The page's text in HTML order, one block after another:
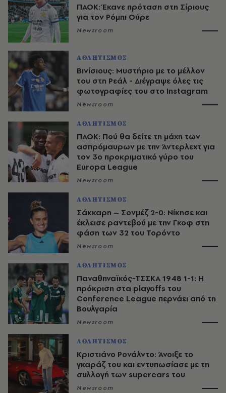
ΠΑΟΚ: Έκανε πρόταση στη Σίριους
για τον Ρόμπι Ούρε
Newsroom
ΑΘΛΗΤΙΣΜΟΣ
Βινίσιους: Μυστήριο με το μέλλον
του στη Ρεάλ - Διέγραψε όλες τις
φωτογραφίες του στο Instagram
Newsroom
ΑΘΛΗΤΙΣΜΟΣ
ΠΑΟΚ: Πού θα δείτε τη μάχη των
ασπρόμαυρων με την Άντερλεχτ για
τον 3ο προκριματικό γύρο του
Europa League
Newsroom
ΑΘΛΗΤΙΣΜΟΣ
Σάκκαρη – Σονμέζ 2-0: Νίκησε και
έκλεισε ραντεβού με την Γκοφ στη
φάση των 32 του Τορόντο
Newsroom
ΑΘΛΗΤΙΣΜΟΣ
Παναθηναϊκός-ΤΣΣΚΑ 1948 1-1: Η
πρόκριση στα playoffs του
Conference League περνάει από τη
Βουλγαρία
Newsroom
ΑΘΛΗΤΙΣΜΟΣ
Κριστιάνο Ρονάλντο: Άνοιξε το
γκαράζ του και εντυπωσίασε με τη
συλλογή των supercars του
Newsroom